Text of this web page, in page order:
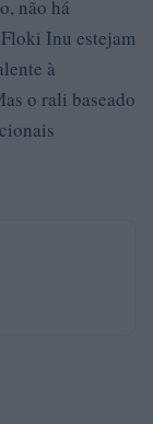
não há
Inu estejam
à
o rali baseado